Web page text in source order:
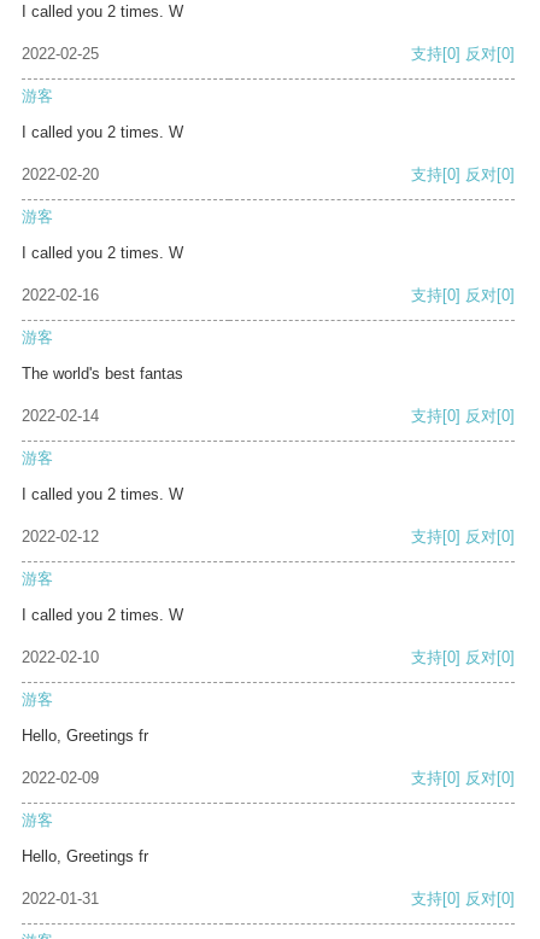
I called you 2 times. W
2022-02-25 支持[0] 反对[0]
游客
I called you 2 times. W
2022-02-20 支持[0] 反对[0]
游客
I called you 2 times. W
2022-02-16 支持[0] 反对[0]
游客
The world's best fantas
2022-02-14 支持[0] 反对[0]
游客
I called you 2 times. W
2022-02-12 支持[0] 反对[0]
游客
I called you 2 times. W
2022-02-10 支持[0] 反对[0]
游客
Hello, Greetings fr
2022-02-09 支持[0] 反对[0]
游客
Hello, Greetings fr
2022-01-31 支持[0] 反对[0]